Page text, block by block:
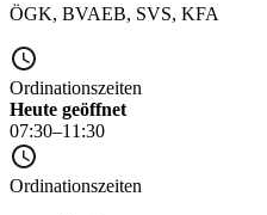
ÖGK, BVAEB, SVS, KFA
Ordinationszeiten
Heute geöffnet
07:30–11:30
Ordinationszeiten